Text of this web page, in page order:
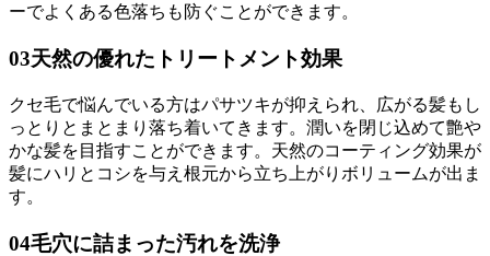
ーでよくある色落ちも防ぐことができます。
03天然の優れたトリートメント効果
クセ毛で悩んでいる方はパサツキが抑えられ、広がる髪もし
っとりとまとまり落ち着いてきます。潤いを閉じ込めて艶や
かな髪を目指すことができます。天然のコーティング効果が
髪にハリとコシを与え根元から立ち上がりボリュームが出ま
す。
04毛穴に詰まった汚れを洗浄